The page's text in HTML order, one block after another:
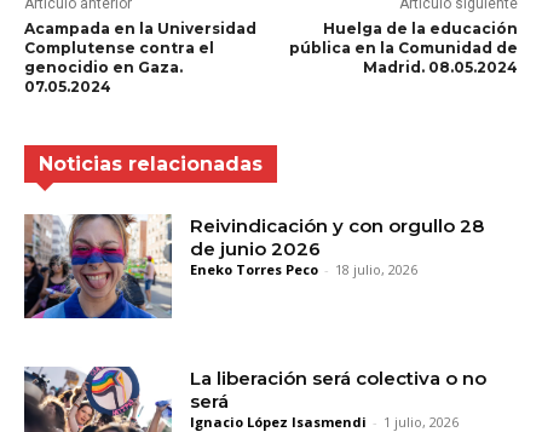
Artículo anterior
Acampada en la Universidad
Complutense contra el
genocidio en Gaza.
07.05.2024
Artículo siguiente
Huelga de la educación
pública en la Comunidad de
Madrid. 08.05.2024
Noticias relacionadas
Reivindicación y con orgullo 28
de junio 2026
Eneko Torres Peco - 18 julio, 2026
La liberación será colectiva o no
será
Ignacio López Isasmendi - 1 julio, 2026